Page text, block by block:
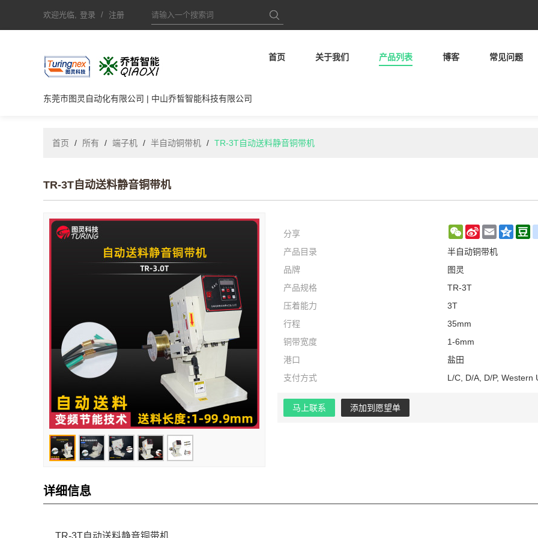
欢迎光临, 登录 / 注册
东莞市图灵自动化有限公司 | 中山乔皙智能科技有限公司
首页 关于我们 产品列表 博客 常见问题
首页 / 所有 / 端子机 / 半自动铜带机 / TR-3T自动送料静音铜带机
TR-3T自动送料静音铜带机
分享 WeChat
Sina
Weibo
Email Qzone
产品目录
半自动铜带机
品牌
图灵
产品规格
TR-3T
压着能力
3T
行程
35mm
铜带宽度
1-6mm
港口
盐田
支付方式
L/C, D/A, D/P, Western
马上联系 添加到愿望单
详细信息
TR-3T自动送料静音铜带机